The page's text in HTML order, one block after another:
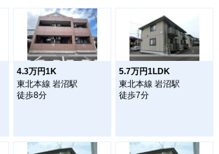
4.3万円1K
東北本線 岩沼駅
徒歩8分
5.7万円1LDK
東北本線 岩沼駅
徒歩7分